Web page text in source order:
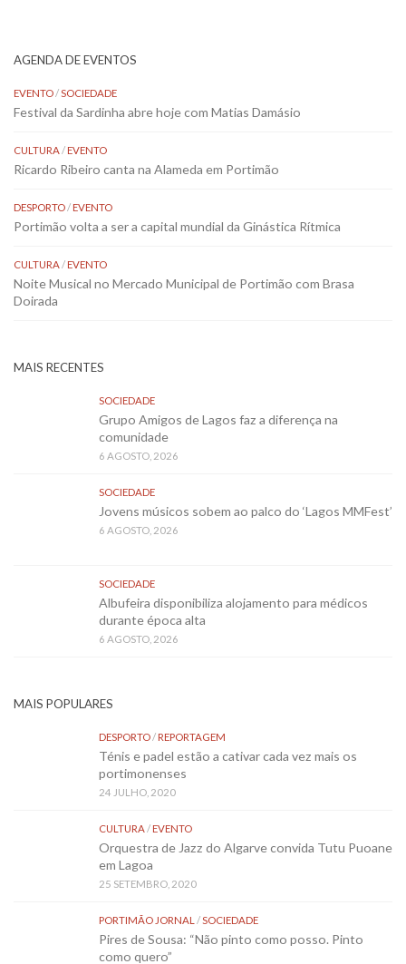
AGENDA DE EVENTOS
EVENTO/SOCIEDADE
Festival da Sardinha abre hoje com Matias Damásio
CULTURA/EVENTO
Ricardo Ribeiro canta na Alameda em Portimão
DESPORTO/EVENTO
Portimão volta a ser a capital mundial da Ginástica Rítmica
CULTURA/EVENTO
Noite Musical no Mercado Municipal de Portimão com Brasa
Doirada
MAIS RECENTES
SOCIEDADE
Grupo Amigos de Lagos faz a diferença na
comunidade
6 AGOSTO, 2026
SOCIEDADE
Jovens músicos sobem ao palco do ‘Lagos MMFest’
6 AGOSTO, 2026
SOCIEDADE
Albufeira disponibiliza alojamento para médicos
durante época alta
6 AGOSTO, 2026
MAIS POPULARES
DESPORTO/REPORTAGEM
Ténis e padel estão a cativar cada vez mais os
portimonenses
24 JULHO, 2020
CULTURA/EVENTO
Orquestra de Jazz do Algarve convida Tutu Puoane
em Lagoa
25 SETEMBRO, 2020
PORTIMÃO JORNAL /SOCIEDADE
Pires de Sousa: “Não pinto como posso. Pinto
como quero”